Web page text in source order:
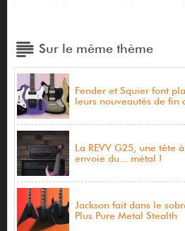
Sur le même thème
Fender et Squier font
leurs nouveautés de fin
La REVV G25, une tête
envoie du... métal !
Jackson fait dans le
Plus Pure Metal Stealth